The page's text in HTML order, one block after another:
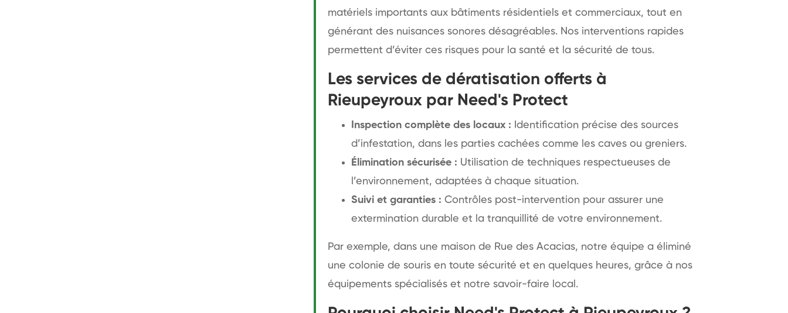
matériels importants aux bâtiments résidentiels et commerciaux, tout en
générant des nuisances sonores désagréables. Nos interventions rapides
permettent d’éviter ces risques pour la santé et la sécurité de tous.
Les services de dératisation offerts à
Rieupeyroux par Need's Protect
Inspection complète des locaux : Identification précise des sources
d’infestation, dans les parties cachées comme les caves ou greniers.
Élimination sécurisée : Utilisation de techniques respectueuses de
l’environnement, adaptées à chaque situation.
Suivi et garanties : Contrôles post-intervention pour assurer une
extermination durable et la tranquillité de votre environnement.
Par exemple, dans une maison de Rue des Acacias, notre équipe a éliminé
une colonie de souris en toute sécurité et en quelques heures, grâce à nos
équipements spécialisés et notre savoir-faire local.